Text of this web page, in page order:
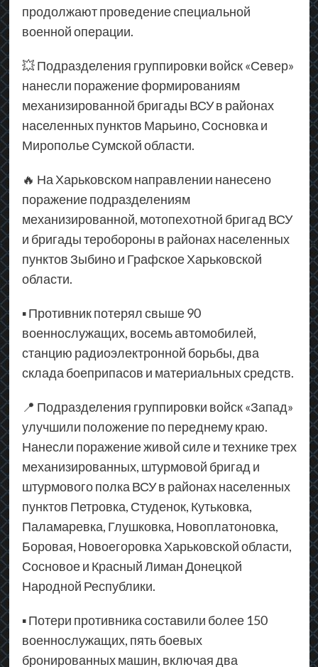
продолжают проведение специальной
военной операции.
💥 Подразделения группировки войск «Север»
нанесли поражение формированиям
механизированной бригады ВСУ в районах
населенных пунктов Марьино, Сосновка и
Мирополье Сумской области.
🔥 На Харьковском направлении нанесено
поражение подразделениям
механизированной, мотопехотной бригад ВСУ
и бригады теробороны в районах населенных
пунктов Зыбино и Графское Харьковской
области.
▪ Противник потерял свыше 90
военнослужащих, восемь автомобилей,
станцию радиоэлектронной борьбы, два
склада боеприпасов и материальных средств.
📍 Подразделения группировки войск «Запад»
улучшили положение по переднему краю.
Нанесли поражение живой силе и технике трех
механизированных, штурмовой бригад и
штурмового полка ВСУ в районах населенных
пунктов Петровка, Студенок, Кутьковка,
Паламаревка, Глушковка, Новоплатоновка,
Боровая, Новоегоровка Харьковской области,
Сосновое и Красный Лиман Донецкой
Народной Республики.
▪ Потери противника составили более 150
военнослужащих, пять боевых
бронированных машин, включая два